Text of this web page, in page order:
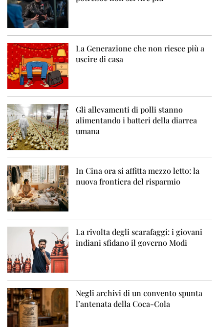
La Generazione che non riesce più a
uscire di casa
Gli allevamenti di polli stanno
alimentando i batteri della diarrea
umana
In Cina ora si affitta mezzo letto: la
nuova frontiera del risparmio
La rivolta degli scarafaggi: i giovani
indiani sfidano il governo Modi
Negli archivi di un convento spunta
l’antenata della Coca-Cola